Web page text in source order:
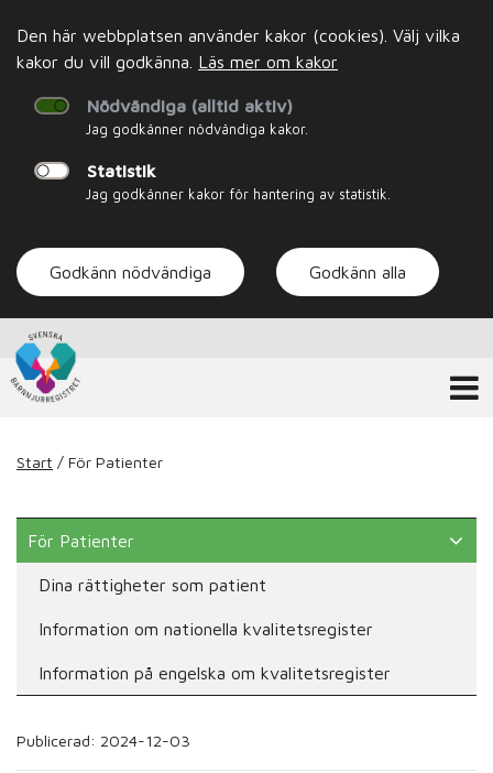
Den här webbplatsen använder kakor (cookies). Välj vilka
kakor du vill godkänna. Läs mer om kakor
Nödvändiga (alltid aktiv)
Jag godkänner nödvändiga kakor.
Statistik
Jag godkänner kakor för hantering av statistik.
Godkänn nödvändiga Godkänn alla
Start / För Patienter
För Patienter
Dina rättigheter som patient
Information om nationella kvalitetsregister
Information på engelska om kvalitetsregister
Publicerad: 2024-12-03